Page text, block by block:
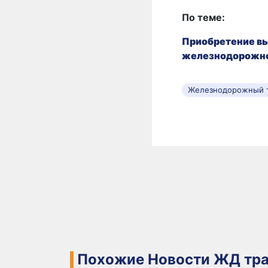
По теме:
Приобретение
Железнодорожный
Похожие Новости ЖД